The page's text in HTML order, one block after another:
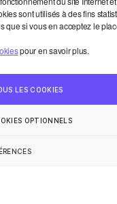
sont utilisés à des fins
que si vous en acceptez le
pour en savoir plus.
LES COOKIES
OPTIONNELS
sociales :
du
l’équité